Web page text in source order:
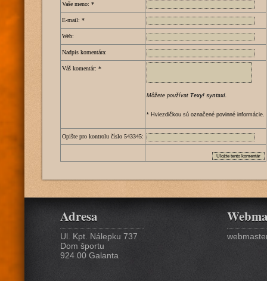
Vaše meno: *
E-mail: *
Web:
Nadpis komentára:
Váš komentár: *
Môžete používat Texy! syntaxi.
* Hviezdičkou sú označené povinné informácie.
Opište pro kontrolu číslo 543345:
Adresa
Ul. Kpt. Nálepku 737
Dom športu
924 00 Galanta